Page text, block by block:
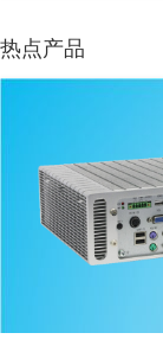
热点产品